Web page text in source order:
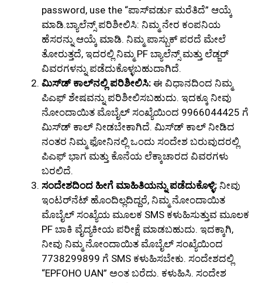
password, use the “ಪಾಸ್‌ವರ್ಡು ಮರೆತಿದೆ” ಆಯ್ಕೆ
ಮಾಡಿ.ಬ್ಯಾಲೆನ್ಸ್ ಪರಿಶೀಲಿಸಿ: ನಿಮ್ಮ ನೇರ ಕಂಪನಿಯ
ಹೆಸರನ್ನು ಆಯ್ಕೆ ಮಾಡಿ. ನಿಮ್ಮ ಪಾಸ್ಬುಕ್ ಪರದೆ ಮೇಲೆ
ತೋರುತ್ತದೆ, ಇದರಲ್ಲಿ ನಿಮ್ಮ PF ಬ್ಯಾಲೆನ್ಸ್ ಮತ್ತು ಲೆಡ್ಜರ್
ವಿವರಗಳನ್ನು ಪಡೆದುಕೊಳ್ಳಬಹುದಾಗಿದೆ.
ಮಿಸ್‌ಡ್ ಕಾಲ್‌ನಲ್ಲಿ ಪರಿಶೀಲಿಸಿ: ಈ ವಿಧಾನದಿಂದ ನಿಮ್ಮ
ಪಿಎಫ್ ಶೇಷವನ್ನು ಪರಿಶೀಲಿಸಬಹುದು. ಇದಕ್ಕೂ ನೀವು
ನೋಂದಾಯಿತ ಮೊಬೈಲ್ ಸಂಖ್ಯೆಯಿಂದ 9966044425 ಗೆ
ಮಿಸ್‌ಡ್ ಕಾಲ್ ನೀಡಬೇಕಾಗಿದೆ. ಮಿಸ್‌ಡ್ ಕಾಲ್ ನೀಡಿದ
ನಂತರ ನಿಮ್ಮ ಫೋನಿನಲ್ಲಿ ಒಂದು ಸಂದೇಶ ಬರುವುದರಲ್ಲಿ
ಪಿಎಫ್ ಭಾಗ ಮತ್ತು ಕೊನೆಯ ಲೆಕ್ಕಾಚಾರದ ವಿವರಗಳು
ಬರಲಿದೆ.
ಸಂದೇಶದಿಂದ ಹೀಗೆ ಮಾಹಿತಿಯನ್ನು ಪಡೆದುಕೊಳ್ಳಿ: ನೀವು
ಇಂಟರ್‌ನೆಟ್ ಹೊಂದಿಲ್ಲದಿದ್ದರೆ, ನಿಮ್ಮ ನೋಂದಾಯಿತ
ಮೊಬೈಲ್ ಸಂಖ್ಯೆಯ ಮೂಲಕ SMS ಕಳುಹಿಸುತ್ತುವ ಮೂಲಕ
PF ಬಾಕಿ ವೈದ್ಯಕೀಯ ಪರೀಕ್ಷೆ ಮಾಡಬಹುದು. ಇದಕ್ಕಾಗಿ,
ನೀವು ನಿಮ್ಮ ನೋಂದಾಯಿತ ಮೊಬೈಲ್ ಸಂಖ್ಯೆಯಿಂದ
7738299899 ಗೆ SMS ಕಳುಹಿಸಬೇಕು. ಸಂದೇಶದಲ್ಲಿ
“EPFOHO UAN” ಅಂತ ಬರೆದು. ಕಳುಹಿಸಿ. ಸಂದೇಶ